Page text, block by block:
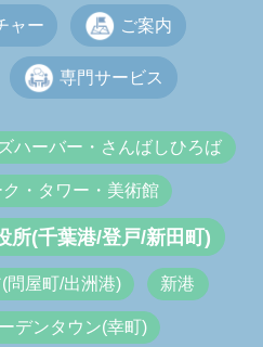
ャー ご案内
専門サービス
ハーバー・さんばしひろば
・タワー・美術館
所(千葉港/登戸/新田町)
問屋町/出洲港) 新港
デンタウン(幸町)